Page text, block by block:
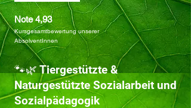
Note 4,93
Kursgesamtbewertung unserer
AbsolventInnen
🐾🌿 Tiergestützte &
Naturgestützte Sozialarbeit und
Sozialpädagogik